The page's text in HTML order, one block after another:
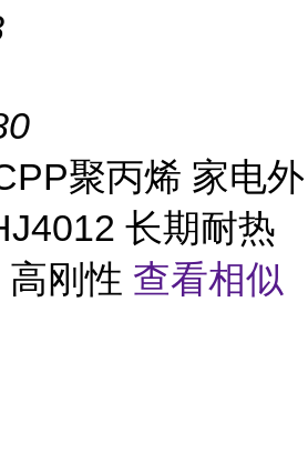
聚丙烯 家电外
长期耐热
刚性 查看相似